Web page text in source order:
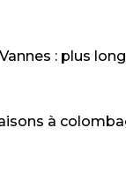
: plus
à